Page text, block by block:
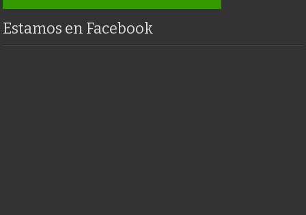
Estamos en Facebook